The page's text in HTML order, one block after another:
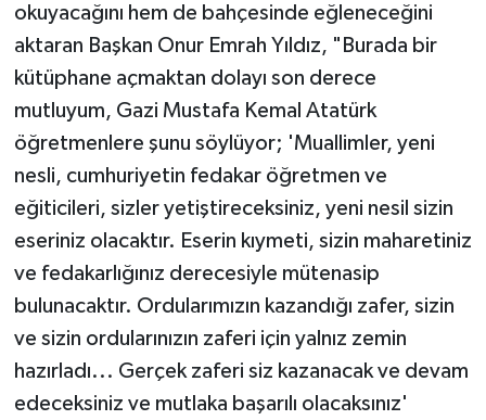
okuyacağını hem de bahçesinde eğleneceğini
aktaran Başkan Onur Emrah Yıldız, "Burada bir
kütüphane açmaktan dolayı son derece
mutluyum, Gazi Mustafa Kemal Atatürk
öğretmenlere şunu söylüyor; 'Muallimler, yeni
nesli, cumhuriyetin fedakar öğretmen ve
eğiticileri, sizler yetiştireceksiniz, yeni nesil sizin
eseriniz olacaktır. Eserin kıymeti, sizin maharetiniz
ve fedakarlığınız derecesiyle mütenasip
bulunacaktır. Ordularımızın kazandığı zafer, sizin
ve sizin ordularınızın zaferi için yalnız zemin
hazırladı... Gerçek zaferi siz kazanacak ve devam
edeceksiniz ve mutlaka başarılı olacaksınız'